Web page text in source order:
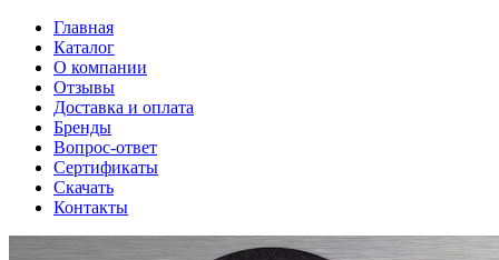
Главная
Каталог
О компании
Отзывы
Доставка и оплата
Бренды
Вопрос-ответ
Сертификаты
Скачать
Контакты